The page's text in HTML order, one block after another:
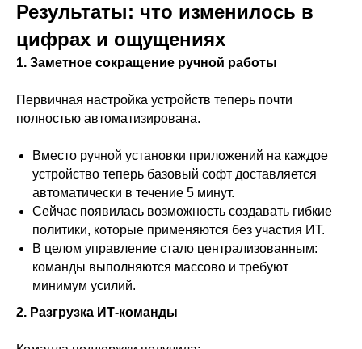
Результаты: что изменилось в
цифрах и ощущениях
1. Заметное сокращение ручной работы
Первичная настройка устройств теперь почти
полностью автоматизирована.
Вместо ручной установки приложений на каждое
устройство теперь базовый софт доставляется
автоматически в течение 5 минут.
Сейчас появилась возможность создавать гибкие
политики, которые применяются без участия ИТ.
В целом управление стало централизованным:
команды выполняются массово и требуют
минимум усилий.
2. Разгрузка ИТ-команды
hello@ringomdm.ru
+7 (495) 540-41-83
О продукте